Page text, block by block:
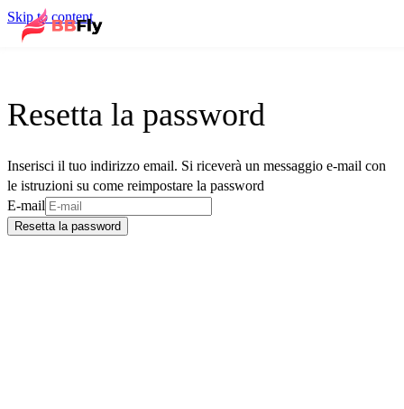
Skip to content
Resetta la password
Inserisci il tuo indirizzo email. Si riceverà un messaggio e-mail con
le istruzioni su come reimpostare la password
E-mail
Resetta la password